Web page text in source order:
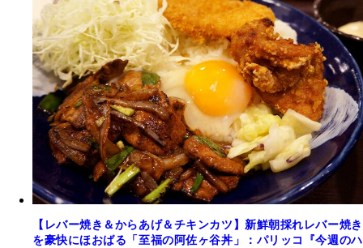
【レバー焼き＆からあげ＆チキンカツ】新鮮朝採れレバー焼き
を豪快にほおばる「至福の阿佐ヶ谷丼」：パリッコ『今週のハ